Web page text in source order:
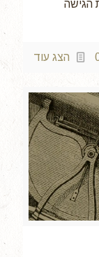
הגישה
הצג עוד